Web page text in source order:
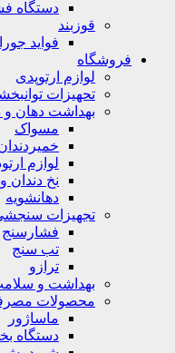
دستگاه
قوزبند
فواید
فروشگاه
لوازم ارتوپدی
تحهیزات
بهداشت دهان و
مسواک
لوازم
نخ دندان
دهانشویه
تجهیزات
فشارسنج
تب سنج
ترازو
بهداشت و
محصولات
ماساژور
دستگاه